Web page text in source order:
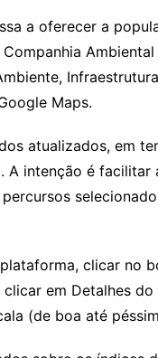
a oferecer a
Maps.
atualizados, em
intenção é facilitar
clicar no
em Detalhes do
(de boa até